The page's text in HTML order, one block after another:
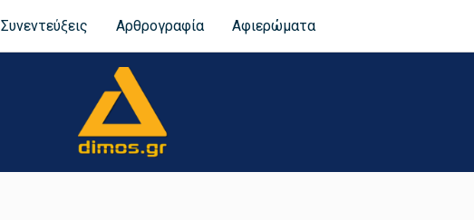
Συνεντεύξεις Αρθρογραφία Αφιερώματα